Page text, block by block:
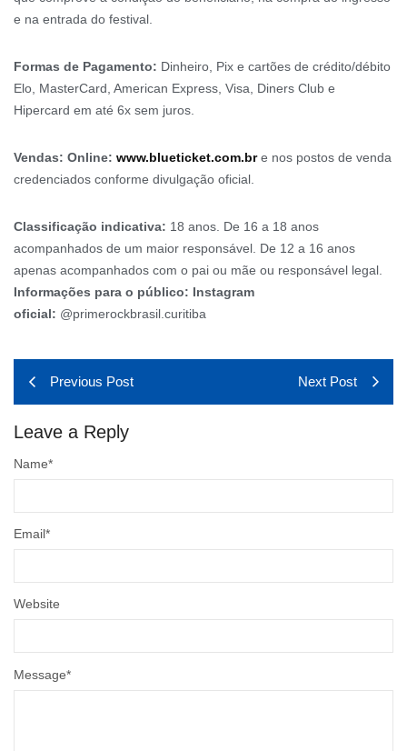
e na entrada do festival.
Formas de Pagamento: Dinheiro, Pix e cartões de crédito/débito
Elo, MasterCard, American Express, Visa, Diners Club e
Hipercard em até 6x sem juros.
Vendas: Online: www.blueticket.com.br e nos postos de venda
credenciados conforme divulgação oficial.
Classificação indicativa: 18 anos. De 16 a 18 anos
acompanhados de um maior responsável. De 12 a 16 anos
apenas acompanhados com o pai ou mãe ou responsável legal.
Informações para o público: Instagram
oficial: @primerockbrasil.curitiba
Previous Post Next Post
Leave a Reply
Message*
Name*
Email*
Website